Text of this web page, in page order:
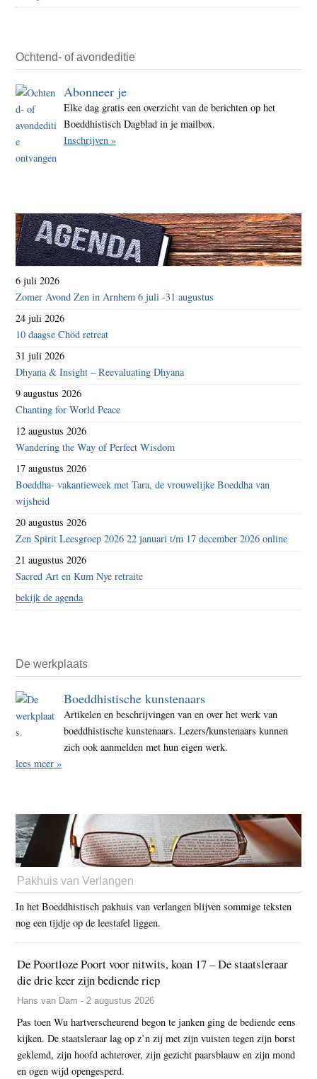
Ochtend- of avondeditie
Abonneer je
Elke dag gratis een overzicht van de berichten op het
Boeddhistisch Dagblad in je mailbox.
Inschrijven »
6 juli 2026
Zomer Avond Zen in Arnhem 6 juli -31 augustus
24 juli 2026
10 daagse Chöd retreat
31 juli 2026
Dhyana & Insight – Reevaluating Dhyana
9 augustus 2026
Chanting for World Peace
12 augustus 2026
Wandering the Way of Perfect Wisdom
17 augustus 2026
Boeddha- vakantieweek met Tara, de vrouwelijke Boeddha van
wijsheid
20 augustus 2026
Zen Spirit Leesgroep 2026 22 januari t/m 17 december 2026 online
21 augustus 2026
Sacred Art en Kum Nye retraite
bekijk de agenda
De werkplaats
Boeddhistische kunstenaars
Artikelen en beschrijvingen van en over het werk van
boeddhistische kunstenaars. Lezers/kunstenaars kunnen
zich ook aanmelden met hun eigen werk.
lees meer »
Pakhuis van Verlangen
In het Boeddhistisch pakhuis van verlangen blijven sommige teksten
nog een tijdje op de leestafel liggen.
De Poortloze Poort voor nitwits, koan 17 – De staatsleraar
die drie keer zijn bediende riep
Hans van Dam - 2 augustus 2026
Pas toen Wu hartverscheurend begon te janken ging de bediende eens
kijken. De staatsleraar lag op z’n zij met zijn vuisten tegen zijn borst
geklemd, zijn hoofd achterover, zijn gezicht paarsblauw en zijn mond
en ogen wijd opengesperd.